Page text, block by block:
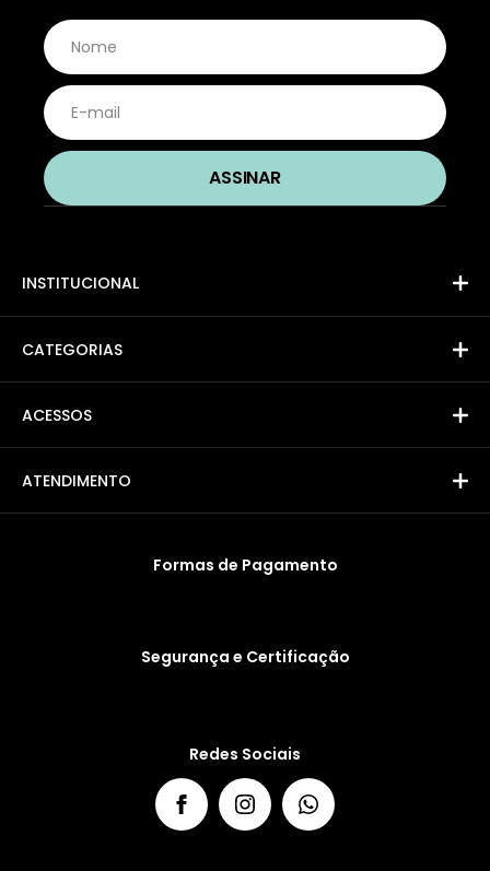
INSTITUCIONAL
CATEGORIAS
ACESSOS
ATENDIMENTO
Formas de Pagamento
Segurança e Certificação
Redes Sociais